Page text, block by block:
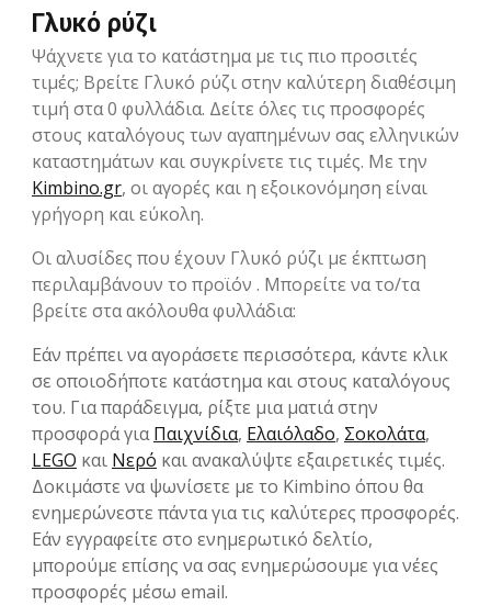
Γλυκό ρύζι
Ψάχνετε για το κατάστημα με τις πιο προσιτές
τιμές; Βρείτε Γλυκό ρύζι στην καλύτερη διαθέσιμη
τιμή στα 0 φυλλάδια. Δείτε όλες τις προσφορές
στους καταλόγους των αγαπημένων σας ελληνικών
καταστημάτων και συγκρίνετε τις τιμές. Με την
Kimbino.gr, οι αγορές και η εξοικονόμηση είναι
γρήγορη και εύκολη.
Οι αλυσίδες που έχουν Γλυκό ρύζι με έκπτωση
περιλαμβάνουν το προϊόν . Μπορείτε να το/τα
βρείτε στα ακόλουθα φυλλάδια:
Εάν πρέπει να αγοράσετε περισσότερα, κάντε κλικ
σε οποιοδήποτε κατάστημα και στους καταλόγους
του. Για παράδειγμα, ρίξτε μια ματιά στην
προσφορά γιαΠαιχνίδια, Ελαιόλαδο, Σοκολάτα,
LEGO και Νερό και ανακαλύψτε εξαιρετικές τιμές.
Δοκιμάστε να ψωνίσετε με το Kimbino όπου θα
ενημερώνεστε πάντα για τις καλύτερες προσφορές.
Εάν εγγραφείτε στο ενημερωτικό δελτίο,
μπορούμε επίσης να σας ενημερώσουμε για νέες
προσφορές μέσω email.